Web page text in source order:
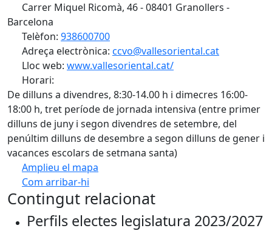
Carrer Miquel Ricomà, 46 - 08401 Granollers -
Barcelona
Telèfon: 938600700
Adreça electrònica: ccvo@vallesoriental.cat
Lloc web: www.vallesoriental.cat/
Horari:
De dilluns a divendres, 8:30-14.00 h i dimecres 16:00-
18:00 h, tret període de jornada intensiva (entre primer
dilluns de juny i segon divendres de setembre, del
penúltim dilluns de desembre a segon dilluns de gener i
vacances escolars de setmana santa)
Amplieu el mapa
Com arribar-hi
+
Contingut relacionat
Perfils electes legislatura 2023/2027